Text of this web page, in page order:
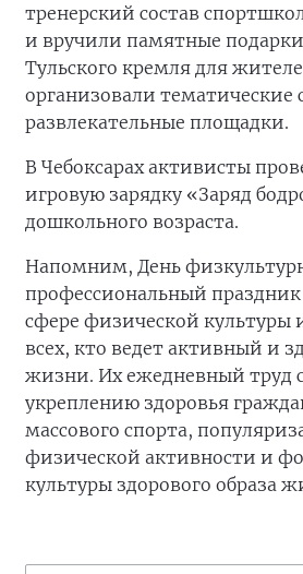
тренерский состав
и вручили памятные
Тульского кремля для
организовали тематические
развлекательные площадки.
В Чебоксарах активисты
игровую зарядку «Заряд
дошкольного возраста.
Напомним, День
профессиональный
сфере физической культуры
всех, кто ведет активный и
жизни. Их ежедневный труд
укреплению здоровья
массового спорта,
физической активности и
культуры здорового образа